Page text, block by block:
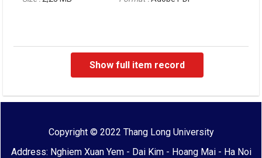
Show full item record
Copyright © 2022 Thang Long University
Address: Nghiem Xuan Yem - Dai Kim - Hoang Mai - Ha Noi